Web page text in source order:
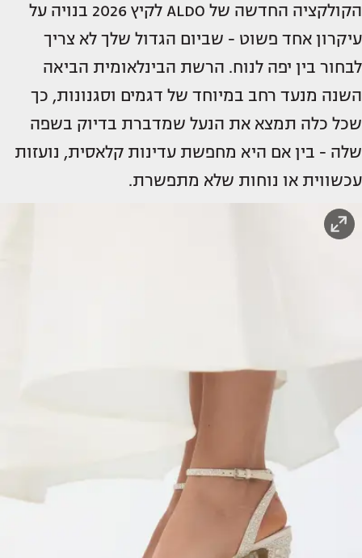
הקולקציה החדשה של ALDO לקיץ 2026 בנויה על
עיקרון אחד פשוט - שביום הגדול שלך לא צריך
לבחור בין יפה לנוח. הרשת הבינלאומית הביאה
השנה מנעד רחב במיוחד של דגמים וסגנונות, כך
שכל כלה תמצא את הנעל שמדברת בדיוק בשפה
שלה - בין אם היא מחפשת עדינות קלאסית, נועזות
עכשווית או נוחות שלא מתפשרת.